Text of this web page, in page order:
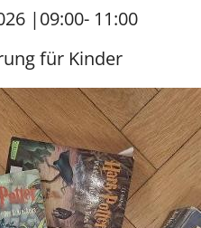
|09:00- 11:00
für Kinder